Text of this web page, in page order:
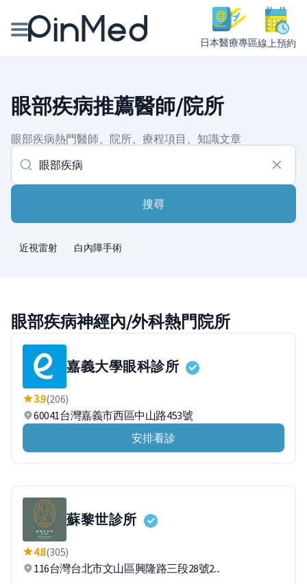
日本醫療專區線上預約
醫師專欄專訪
健康主題館
我是醫療人員
眼部疾病推薦醫師/院所
眼部疾病熱門醫師、院所、療程項目、知識文章
搜尋
近視雷射 白內障手術
眼部疾病神經內/外科熱門院所
嘉義大學眼科診所
3.9(206)
60041台灣嘉義市西區中山路453號
安排看診
蘇黎世診所
4.8(305)
116台灣台北市文山區興隆路三段28號2...